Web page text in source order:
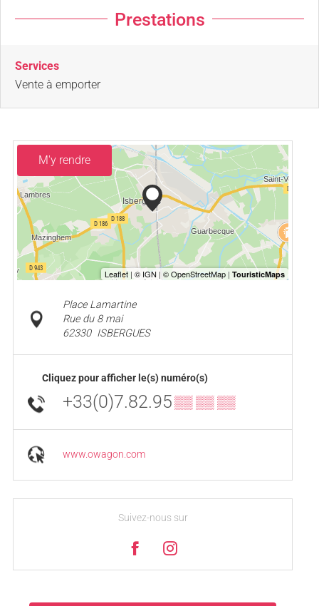
Prestations
Services
Vente à emporter
M'y rendre
Place Lamartine
Rue du 8 mai
62330 ISBERGUES
Cliquez pour afficher le(s) numéro(s)
+33(0)7.82.95▒▒ ▒▒ ▒▒
www.owagon.com
Suivez-nous sur